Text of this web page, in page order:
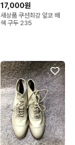
17,000원
새상품 쿠션최강 앞코 배
색 구두 235